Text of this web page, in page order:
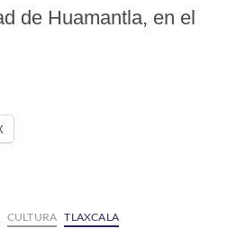
de Huamantla, en el
CULTURA TLAXCALA